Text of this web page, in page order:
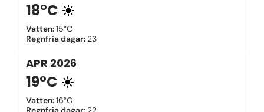
18°C
Vatten:15°C
Regnfria dagar: 23
APR 2026
19°C
Vatten:16°C